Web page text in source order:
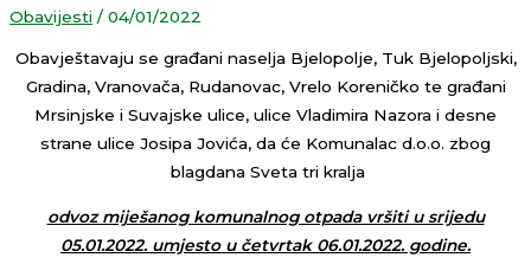
Obavijesti /04/01/2022
Obavještavaju se građani naselja Bjelopolje, Tuk Bjelopoljski,
Gradina, Vranovača, Rudanovac, Vrelo Koreničko te građani
Mrsinjske i Suvajske ulice, ulice Vladimira Nazora i desne
strane ulice Josipa Jovića, da će Komunalac d.o.o. zbog
blagdana Sveta tri kralja
odvoz miješanog komunalnog otpada vršiti u srijedu
05.01.2022. umjesto u četvrtak 06.01.2022. godine.